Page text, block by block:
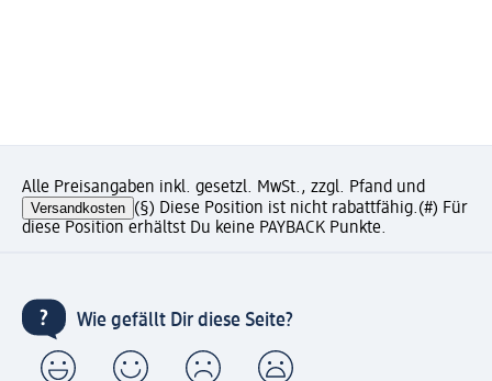
Alle Preisangaben inkl. gesetzl. MwSt., zzgl. Pfand und
Versandkosten (§) Diese Position ist nicht rabattfähig.(#) Für
diese Position erhältst Du keine PAYBACK Punkte.
Wie gefällt Dir diese Seite?